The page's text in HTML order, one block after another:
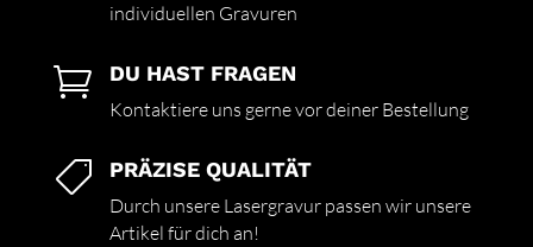
individuellen Gravuren
 DU HAST FRAGEN
Kontaktiere uns gerne vor deiner Bestellung
 PRÄZISE QUALITÄT
Durch unsere Lasergravur passen wir unsere
Artikel für dich an!